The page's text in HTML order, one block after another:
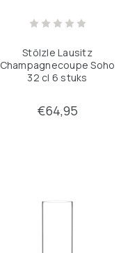
Stölzle Lausitz
Champagnecoupe Soho
32 cl 6 stuks
€64,95